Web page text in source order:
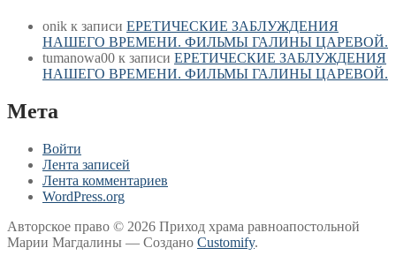
onik к записи ЕРЕТИЧЕСКИЕ ЗАБЛУЖДЕНИЯ
НАШЕГО ВРЕМЕНИ. ФИЛЬМЫ ГАЛИНЫ ЦАРЕВОЙ.
tumanowa00 к записи ЕРЕТИЧЕСКИЕ ЗАБЛУЖДЕНИЯ
НАШЕГО ВРЕМЕНИ. ФИЛЬМЫ ГАЛИНЫ ЦАРЕВОЙ.
Мета
Войти
Лента записей
Лента комментариев
WordPress.org
Авторское право © 2026 Приход храма равноапостольной
Марии Магдалины — Создано Customify.